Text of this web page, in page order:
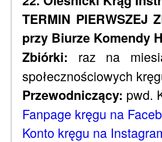
TERMIN PIERWSZEJ
przy Biurze Komendy
Zbiórki: raz na
społecznościowych
Przewodniczący: pwd.
Fanpage kręgu na
Konto kręgu na